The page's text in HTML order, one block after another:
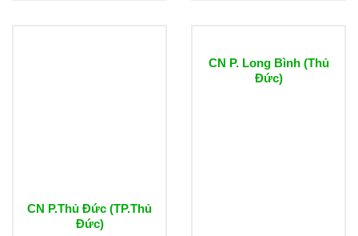
CN P.Thủ Đức (TP.Thủ
Đức)
CN P. Long Bình (Thủ
Đức)